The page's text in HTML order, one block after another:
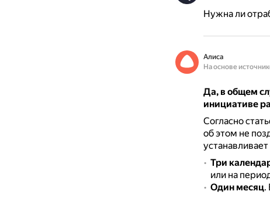
Нужна ли
Алиса
На основе
Да, в общем
инициативе
Согласно
об этом не
Три
или на
Один месяц.